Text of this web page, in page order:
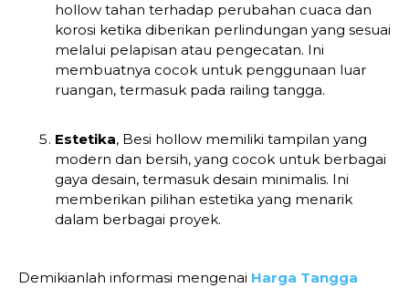
hollow tahan terhadap perubahan cuaca dan
korosi ketika diberikan perlindungan yang sesuai
melalui pelapisan atau pengecatan. Ini
membuatnya cocok untuk penggunaan luar
ruangan, termasuk pada railing tangga.
Estetika, Besi hollow memiliki tampilan yang
modern dan bersih, yang cocok untuk berbagai
gaya desain, termasuk desain minimalis. Ini
memberikan pilihan estetika yang menarik
dalam berbagai proyek.
Demikianlah informasi mengenai Harga Tangga